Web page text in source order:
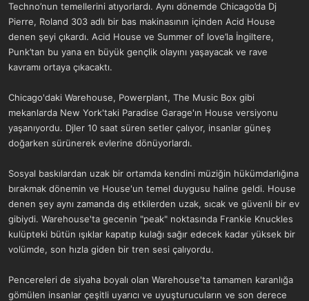
Techno’nun temellerini atıyorlardı. Aynı dönemde Chicago’da Dj
Pierre, Roland 303 adlı bir bas makinasının içinden Acid House
denen şeyi çıkardı. Acid House ve Summer of love’la İngiltere,
Punk’tan bu yana en büyük gençlik olayını yaşayacak ve rave
kavramı ortaya çıkacaktı.
Chicago'daki Warehouse, Powerplant, The Music Box gibi
mekanlarda New York'taki Paradise Garage'ın House versiyonu
yaşanıyordu. Djler 10 saat süren setler çalıyor, insanlar güneş
doğarken sürünerek evlerine dönüyorlardı.
Sosyal baskılardan uzak bir ortamda kendini müziğin hükümdarlığına
bırakmak dönemin ve House'un temel duygusu haline geldi. House
denen şey aynı zamanda dış etkilerden uzak, sıcak ve güvenli bir ev
gibiydi. Warehouse'ta gecenin "peak" noktasında Frankie Knuckles
kulüpteki bütün ışıklar kapatıp kulağı sağır edecek kadar yüksek bir
volümde, son hızla giden bir tren sesi çalıyordu.
Pencereleri de siyaha boyalı olan Warehouse'ta tamamen karanlığa
gömülen insanlar çeşitli uyarıcı ve uyuşturucuların ve son derece